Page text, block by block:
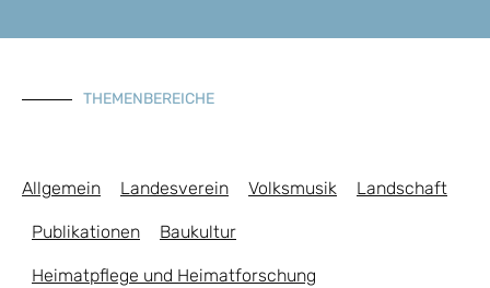
THEMENBEREICHE
Allgemein Landesverein Volksmusik Landschaft
Publikationen Baukultur
Heimatpflege und Heimatforschung